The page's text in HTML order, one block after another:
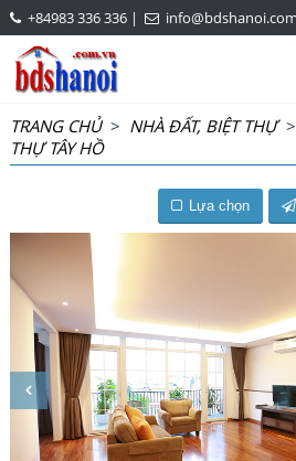
+84983 336 336|
TRANG CHỦ> NHÀ ĐẤT, BIỆT THỰ>
THỰ TÂY HỒ
Lựa chọn